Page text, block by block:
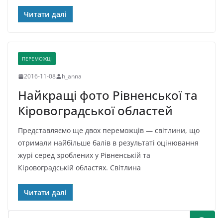
Читати далі
ПЕРЕМОЖЦІ
2016-11-08 h_anna
Найкращі фото Рівненської та
Кіровоградської областей
Представляємо ще двох переможців — світлини, що
отримали найбільше балів в результаті оцінювання
журі серед зроблених у Рівненській та
Кіровоградській областях. Світлина
Читати далі